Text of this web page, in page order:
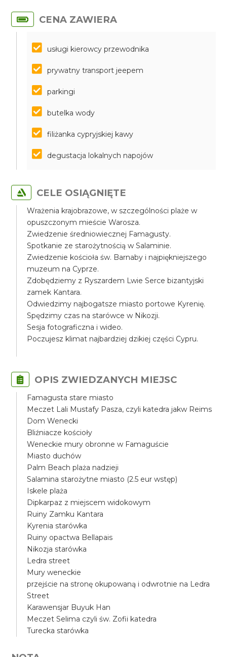
CENA ZAWIERA
usługi kierowcy przewodnika
prywatny transport jeepem
parkingi
butelka wody
filiżanka cypryjskiej kawy
degustacja lokalnych napojów
CELE OSIĄGNIĘTE
Wrażenia krajobrazowe, w szczególności plaże w
opuszczonym mieście Warosza.
Zwiedzenie średniowiecznej Famagusty.
Spotkanie ze starożytnością w Salaminie.
Zwiedzenie kościoła św. Barnaby i najpiękniejszego
muzeum na Cyprze.
Zdobędziemy z Ryszardem Lwie Serce bizantyjski
zamek Kantara.
Odwiedzimy najbogatsze miasto portowe Kyrenię.
Spędzimy czas na starówce w Nikozji.
Sesja fotograficzna i wideo.
Poczujesz klimat najbardziej dzikiej części Cypru.
OPIS ZWIEDZANYCH MIEJSC
Famagusta stare miasto
Meczet Lali Mustafy Pasza, czyli katedra jakw Reims
Dom Wenecki
Bliźniacze kościoły
Weneckie mury obronne w Famaguście
Miasto duchów
Palm Beach plaża nadzieji
Salamina starożytne miasto (2.5 eur wstęp)
Iskele plaża
Dipkarpaz z miejscem widokowym
Ruiny Zamku Kantara
Kyrenia starówka
Ruiny opactwa Bellapais
Nikozja starówka
Ledra street
Mury weneckie
przejście na stronę okupowaną i odwrotnie na Ledra
Street
Karawensjar Buyuk Han
Meczet Selima czyli św. Zofii katedra
Turecka starówka